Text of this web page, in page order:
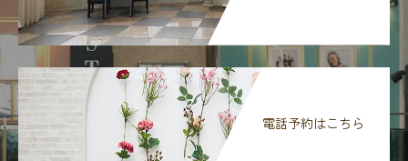
電話予約はこちら